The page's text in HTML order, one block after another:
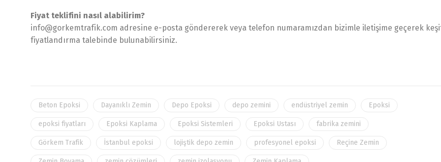
Fiyat teklifini nasıl alabilirim?
info@gorkemtrafik.com adresine e-posta göndererek veya telefon numaramızdan bizimle iletişime geçerek
fiyatlandırma talebinde bulunabilirsiniz.
Beton Epoksi Dayanıklı Zemin Depo Epoksi depo zemini endüstriyel zemin Epoksi
epoksi fiyatları Epoksi Kaplama Epoksi Sistemleri Epoksi Ustası fabrika zemini
Görkem Trafik İstanbul epoksi lojiştik depo zemin profesyonel epoksi Reçine Zemin